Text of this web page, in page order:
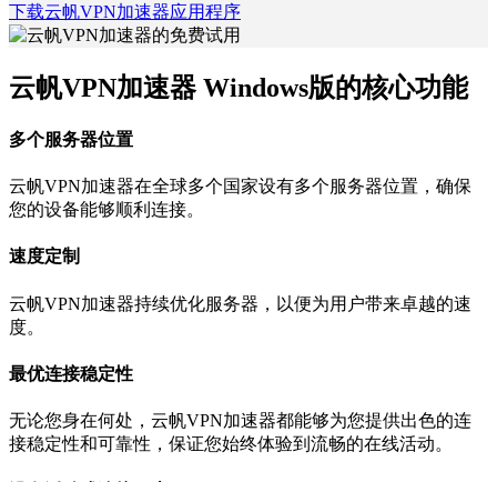
下载云帆VPN加速器应用程序
云帆VPN加速器 Windows版的核心功能
多个服务器位置
云帆VPN加速器在全球多个国家设有多个服务器位置，确保
您的设备能够顺利连接。
速度定制
云帆VPN加速器持续优化服务器，以便为用户带来卓越的速
度。
最优连接稳定性
无论您身在何处，云帆VPN加速器都能够为您提供出色的连
接稳定性和可靠性，保证您始终体验到流畅的在线活动。